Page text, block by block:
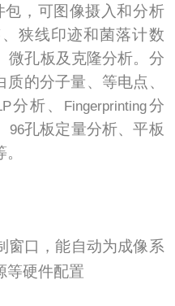
，可图像摄入和分析
狭线印迹和菌落计数
微孔板及克隆分析。分
质的分子量、等电点、
分析、 Fingerprinting分
96孔板定量分析、平板
窗口，能自动为成像系
等硬件配置